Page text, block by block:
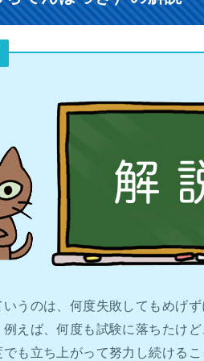
いうのは、何度失敗してもめげ
えば、何度も試験に落ちたけ
も立ち上がって努力し続ける